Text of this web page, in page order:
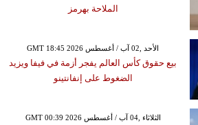
الملاحة بهرمز
GMT 18:45 2026 الأحد ,02 آب / أغسطس
بيع حقوق كأس العالم يفجر أزمة في فيفا ويزيد
الضغوط على إنفانتينو
GMT 00:39 2026 الثلاثاء ,04 آب / أغسطس